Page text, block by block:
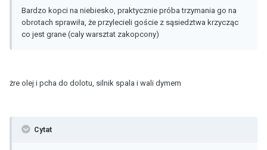
Bardzo kopci na niebiesko, praktycznie próba trzymania go na
obrotach sprawiła, że przylecieli goście z sąsiedztwa krzycząc
co jest grane (caly warsztat zakopcony)
żre olej i pcha do dolotu, silnik spala i wali dymem
Cytat